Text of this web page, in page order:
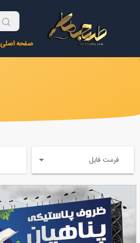
صفحه اصلی
فرمت فایل